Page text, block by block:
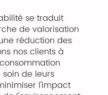
se traduit
de valorisation
réduction des
nos clients à
de leurs
l'impact